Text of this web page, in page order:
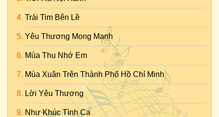
Trái Tim Bên Lề
Yêu Thương Mong Manh
Mùa Thu Nhớ Em
Mùa Xuân Trên Thành Phố Hồ Chí Minh
Lời Yêu Thương
Như Khúc Tình Ca